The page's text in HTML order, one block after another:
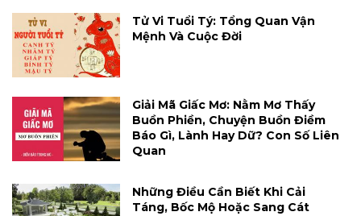
Tử Vi Tuổi Tý: Tổng Quan Vận
Mệnh Và Cuộc Đời
Giải Mã Giấc Mơ: Nằm Mơ Thấy
Buồn Phiền, Chuyện Buồn Điềm
Báo Gì, Lành Hay Dữ? Con Số Liên
Quan
Những Điều Cần Biết Khi Cải
Táng, Bốc Mộ Hoặc Sang Cát